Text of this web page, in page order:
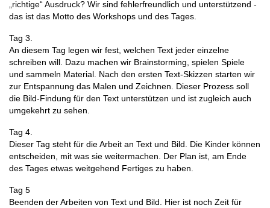
„richtige“ Ausdruck? Wir sind fehlerfreundlich und unterstützend -
das ist das Motto des Workshops und des Tages.
Tag 3.
An diesem Tag legen wir fest, welchen Text jeder einzelne
schreiben will. Dazu machen wir Brainstorming, spielen Spiele
und sammeln Material. Nach den ersten Text-Skizzen starten wir
zur Entspannung das Malen und Zeichnen. Dieser Prozess soll
die Bild-Findung für den Text unterstützen und ist zugleich auch
umgekehrt zu sehen.
Tag 4.
Dieser Tag steht für die Arbeit an Text und Bild. Die Kinder können
entscheiden, mit was sie weitermachen. Der Plan ist, am Ende
des Tages etwas weitgehend Fertiges zu haben.
Tag 5
Beenden der Arbeiten von Text und Bild. Hier ist noch Zeit für